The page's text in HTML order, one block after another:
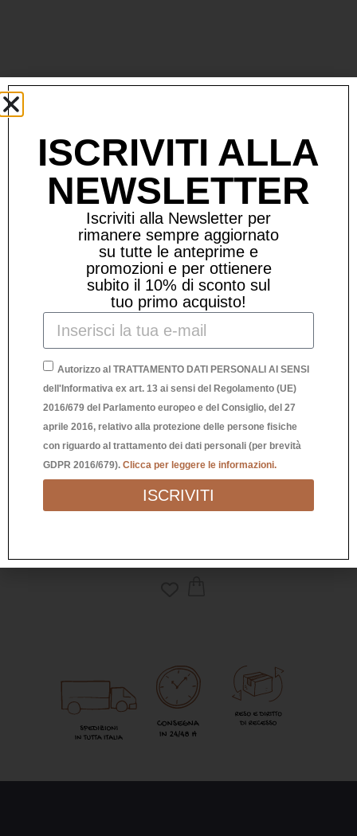
Prodotti Correlati
COLLANA LUNGA PER CELLULARE –
LIVIYA MULTICOLOR KAKI E ORANGE
ISCRIVITI ALLA
NEWSLETTER
Iscriviti alla Newsletter per
rimanere sempre aggiornato
su tutte le anteprime e
promozioni e per ottienere
subito il 10% di sconto sul
tuo primo acquisto!
Autorizzo al TRATTAMENTO DATI PERSONALI AI SENSI
dell'Informativa ex art. 13 ai sensi del Regolamento (UE)
2016/679 del Parlamento europeo e del Consiglio, del 27
aprile 2016, relativo alla protezione delle persone fisiche
con riguardo al trattamento dei dati personali (per brevità
GDPR 2016/679). Clicca per leggere le informazioni.
ISCRIVITI